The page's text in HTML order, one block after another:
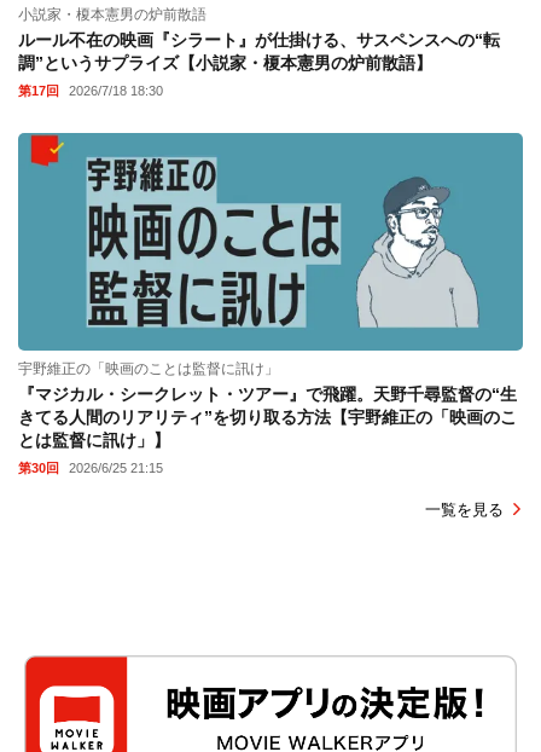
小説家・榎本憲男の炉前散語
ルール不在の映画『シラート』が仕掛ける、サスペンスへの“転
調”というサプライズ【小説家・榎本憲男の炉前散語】
第17回 2026/7/18 18:30
宇野維正の「映画のことは監督に訊け」
『マジカル・シークレット・ツアー』で飛躍。天野千尋監督の“生
きてる人間のリアリティ”を切り取る方法【宇野維正の「映画のこ
とは監督に訊け」】
第30回 2026/6/25 21:15
一覧を見る